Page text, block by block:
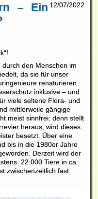
12/07/2022
– Ein
den Menschen im
da sie für unser
renaturieren
inklusive – und
viele seltene Flora- und
mittlerweile gängige
meist sinnfrei: denn stellt
heraus, wird dieses
besetzt. Über eine
bis in die 1980er Jahre
Derzeit wird der
22.000 Tiere in ca.
zwischenzeitlich fast